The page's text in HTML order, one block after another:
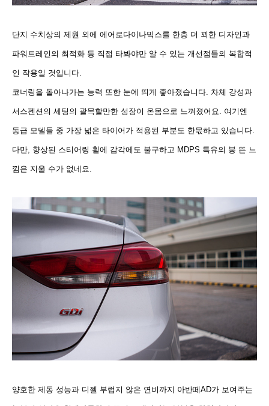
단지 수치상의 제원 외에 에어로다이나믹스를 한층 더 꾀한 디자인과
파워트레인의 최적화 등 직접 타봐야만 알 수 있는 개선점들의 복합적
인 작용일 것입니다.
코너링을 돌아나가는 능력 또한 눈에 띄게 좋아졌습니다. 차체 강성과
서스펜션의 세팅의 괄목할만한 성장이 온몸으로 느껴졌어요. 여기엔
동급 모델들 중 가장 넓은 타이어가 적용된 부분도 한몫하고 있습니다.
다만, 향상된 스티어링 휠에 감각에도 불구하고 MDPS 특유의 붕 뜬 느
낌은 지울 수가 없네요.
양호한 제동 성능과 디젤 부럽지 않은 연비까지 아반떼AD가 보여주는